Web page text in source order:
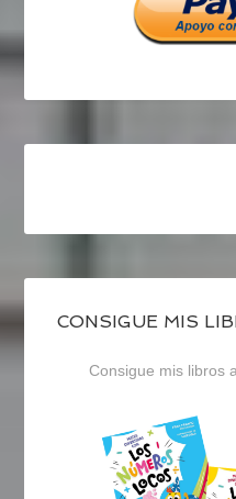
CONSIGUE MIS
Consigue mis libros